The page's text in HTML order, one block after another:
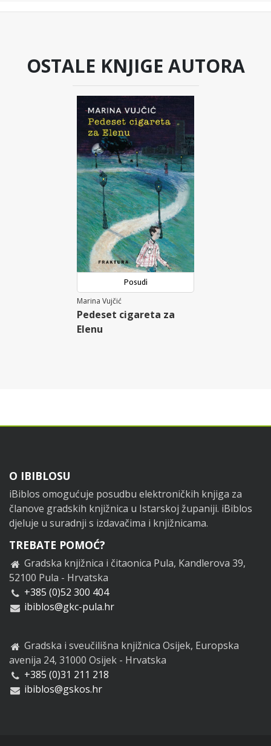
OSTALE KNJIGE AUTORA
Posudi
Marina Vujčić
Pedeset cigareta za
Elenu
Footer
O IBIBLOSU
iBiblos omogućuje posudbu elektroničkih knjiga za
članove gradskih knjižnica u Istarskoj županiji. iBiblos
djeluje u suradnji s izdavačima i knjižnicama.
TREBATE POMOĆ?
Gradska knjižnica i čitaonica Pula, Kandlerova 39,
52100 Pula - Hrvatska
+385 (0)52 300 404
ibiblos@gkc-pula.hr
Gradska i sveučilišna knjižnica Osijek, Europska
avenija 24, 31000 Osijek - Hrvatska
+385 (0)31 211 218
ibiblos@gskos.hr